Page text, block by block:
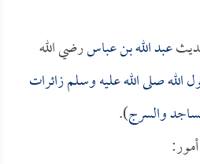
عبد الله بن عباسرضي الله
الله صلى الله عليه وسلم زائرات
والسرج).